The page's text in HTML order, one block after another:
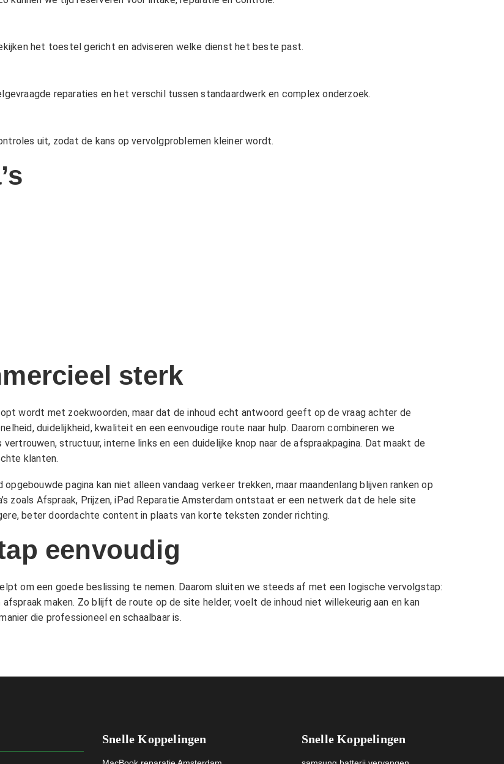
het toestel gericht en adviseren welke dienst het beste past.
reparaties en het verschil tussen standaardwerk en complex onderzoek.
uit, zodat de kans op vervolgproblemen kleiner wordt.
sterk
wordt met zoekwoorden, maar dat de inhoud echt antwoord geeft op de vraag achter de
duidelijkheid, kwaliteit en een eenvoudige route naar hulp. Daarom combineren we
structuur, interne links en een duidelijke knop naar de afspraakpagina. Dat maakt de
klanten.
pagina kan niet alleen vandaag verkeer trekken, maar maandenlang blijven ranken op
zoals Afspraak, Prijzen,iPad Reparatie Amsterdam ontstaat er een netwerk dat de hele site
beter doordachte content in plaats van korte teksten zonder richting.
eenvoudig
om een goede beslissing te nemen. Daarom sluiten we steeds af met een logische vervolgstap:
maken. Zo blijft de route op de site helder, voelt de inhoud niet willekeurig aan en kan
die professioneel en schaalbaar is.
Snelle Koppelingen Snelle Koppelingen